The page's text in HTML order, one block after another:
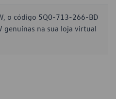
o código 5Q0-713-266-BD
genuínas na sua loja virtual